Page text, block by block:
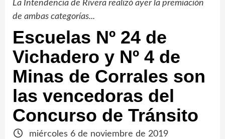
La Intendencia de Rivera realizó ayer la premiación
de ambas categorías...
Escuelas Nº 24 de
Vichadero y Nº 4 de
Minas de Corrales son
las vencedoras del
Concurso de Tránsito
miércoles 6 de noviembre de 2019